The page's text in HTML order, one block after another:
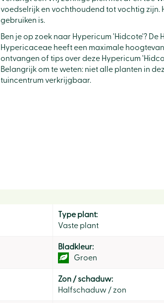
voedselrijk en vochthoudend tot vochtig zijn.
gebruiken is.
Ben je op zoek naar Hypericum 'Hidcote'?
Hypericaceae heeft een maximale
ontvangen of tips over deze Hypericum
Belangrijk om te weten: niet alle planten in
tuincentrum verkrijgbaar.
Type plant:
Vaste plant
Bladkleur:
Groen
Zon / schaduw:
Halfschaduw / zon